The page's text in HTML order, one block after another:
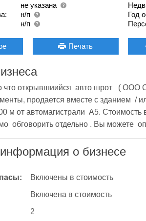
не указана
н/п
н/п
Год
Печать
что открывшиийся  авто шрот   ( ООО
продается вместе с зданием  /
м от автомагистрали  A5. Стоимость
обговорить отдельно . Вы можете
о бизнесе
Включены в стоимость
Включена в стоимость
2